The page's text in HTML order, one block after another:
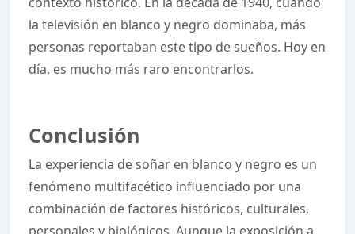
la televisión en blanco y negro dominaba, más
personas reportaban este tipo de sueños. Hoy en
día, es mucho más raro encontrarlos.
Conclusión
La experiencia de soñar en blanco y negro es un
fenómeno multifacético influenciado por una
combinación de factores históricos, culturales,